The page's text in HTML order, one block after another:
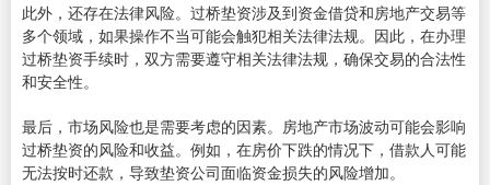
此外，还存在法律风险。过桥垫资涉及到资金借贷和房地产交易等
多个领域，如果操作不当可能会触犯相关法律法规。因此，在办理
过桥垫资手续时，双方需要遵守相关法律法规，确保交易的合法性
和安全性。
最后，市场风险也是需要考虑的因素。房地产市场波动可能会影响
过桥垫资的风险和收益。例如，在房价下跌的情况下，借款人可能
无法按时还款，导致垫资公司面临资金损失的风险增加。